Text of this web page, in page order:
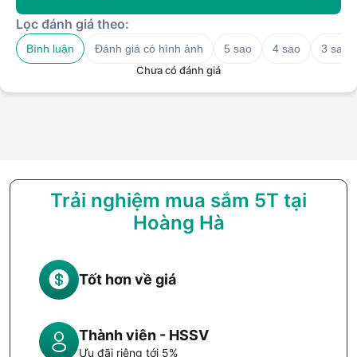
Lọc đánh giá theo:
Bình luận Đánh giá có hình ảnh 5 sao 4 sao
3 sao
Chưa có đánh giá
Trải nghiệm mua sắm 5T tại
Hoàng Hà
Tốt hơn về giá
Thành viên - HSSV
Ưu đãi riêng tới 5%